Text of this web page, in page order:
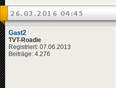
26.03.2016 04:45
Gast2
TVT-Roadie
Registriert: 07.06.2013
Beiträge: 4.276